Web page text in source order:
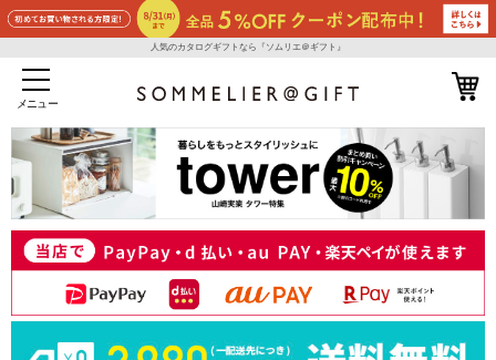
人気のカタログギフトなら『ソムリエ＠ギフト』
メニュー